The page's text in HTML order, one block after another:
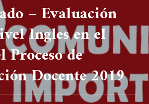
– Evaluación
Ingles en el
Proceso de
Docente 2019